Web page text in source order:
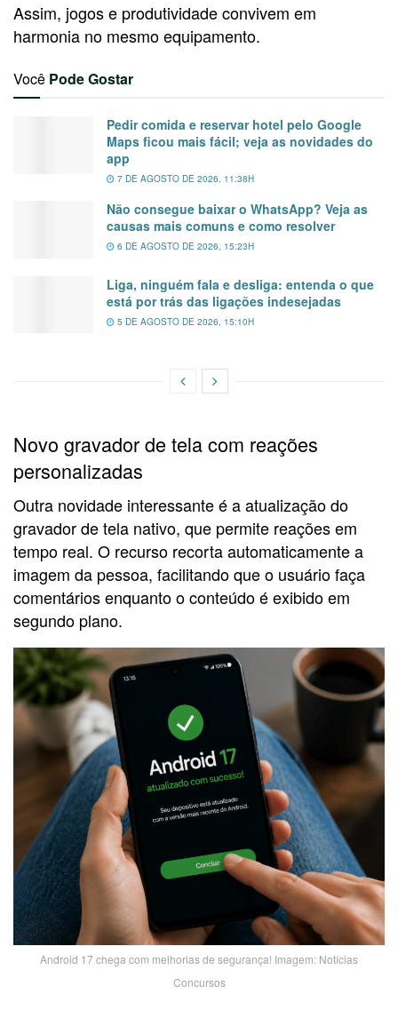
Assim, jogos e produtividade convivem em
harmonia no mesmo equipamento.
Você Pode Gostar
Pedir comida e reservar hotel pelo Google
Maps ficou mais fácil; veja as novidades do
app
7 DE AGOSTO DE 2026, 11:38H
Não consegue baixar o WhatsApp? Veja as
causas mais comuns e como resolver
6 DE AGOSTO DE 2026, 15:23H
Liga, ninguém fala e desliga: entenda o que
está por trás das ligações indesejadas
5 DE AGOSTO DE 2026, 15:10H
Novo gravador de tela com reações
personalizadas
Outra novidade interessante é a atualização do
gravador de tela nativo, que permite reações em
tempo real. O recurso recorta automaticamente a
imagem da pessoa, facilitando que o usuário faça
comentários enquanto o conteúdo é exibido em
segundo plano.
Android 17 chega com melhorias de segurança! Imagem: Notícias
Concursos